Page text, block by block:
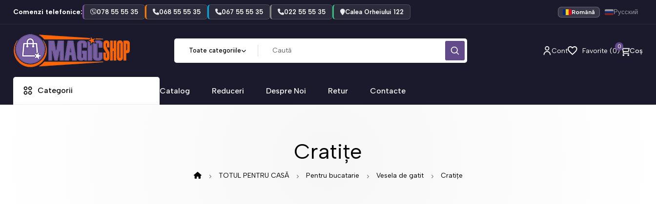
Comenzi telefonice: 078 55 55 35 068 55 55 35 067 55 55 35 022 55 55 35 Calea Orheiului 122 Română Русский
Toate categoriile Cont Favorite (0) Coș
0
Categorii Catalog Reduceri Despre Noi Retur Contacte
Cratițe
TOTUL PENTRU CASĂ Pentru bucatarie Vesela de gatit Cratițe